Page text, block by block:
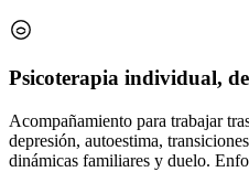
Psicoterapia individual,
Acompañamiento para trabajar
depresión, autoestima,
dinámicas familiares y duelo.